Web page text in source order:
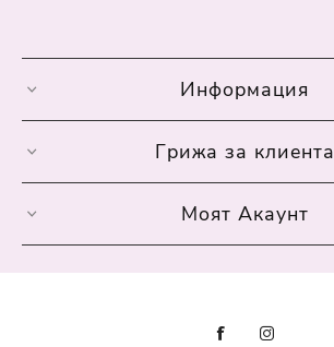
Информация
Грижа за клиента
Моят Акаунт